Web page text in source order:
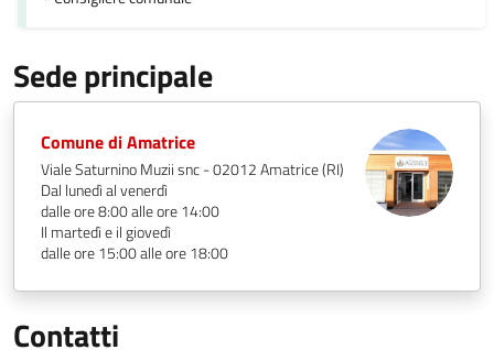
Sede principale
Comune di Amatrice
Viale Saturnino Muzii snc - 02012 Amatrice (RI)
Dal lunedì al venerdì
dalle ore 8:00 alle ore 14:00
Il martedì e il giovedì
dalle ore 15:00 alle ore 18:00
Contatti